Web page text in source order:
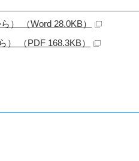
） （Word 28.0KB）
（PDF 168.3KB）